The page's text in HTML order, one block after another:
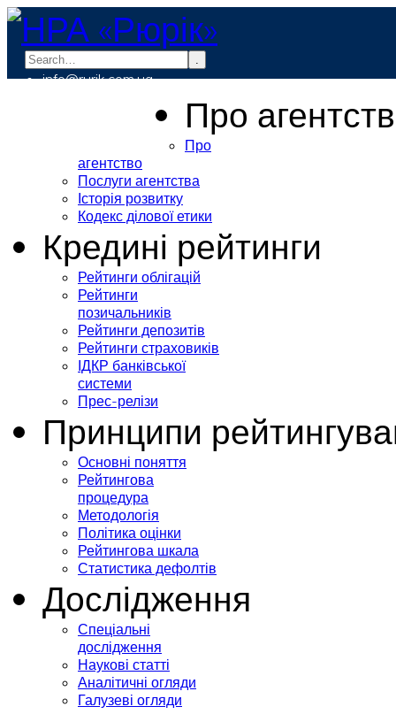
.
info@rurik.com.ua
Про
Про
агентство
Послуги агентства
Історія розвитку
Кодекс ділової етики
Кредині рейтинги
Рейтинги облігацій
Рейтинги
позичальників
Рейтинги депозитів
Рейтинги страховиків
ІДКР банківської
системи
Прес-релізи
Принципи
Основні поняття
Рейтингова
процедура
Методологія
Політика оцінки
Рейтингова шкала
Статистика дефолтів
Дослідження
Спеціальні
дослідження
Наукові статті
Аналітичні огляди
Галузеві огляди